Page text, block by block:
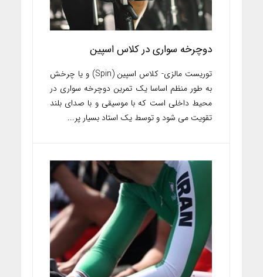
دوچرخه سواری در کلاس اسپین
توریست مالزی- کلاس اسپین (Spin) و یا چرخش
به طور منظم اساسا یک تمرین دوچرخه سواری در
محیط داخلی است که با موسیقی و با صدای بلند
تقویت می شود و توسط یک استاد بسیار پر...